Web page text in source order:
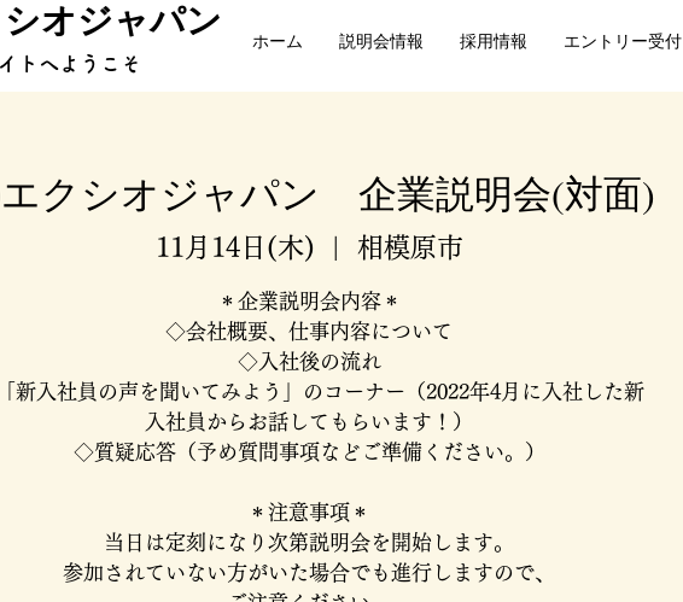
オジャパン
トへようこそ
ホーム 説明会情報 採用情報 エントリー受付
クシオジャパン 企業説明会(対面)
11月14日(木) 相模原市
＊企業説明会内容＊
◇会社概要、仕事内容について
◇入社後の流れ
新入社員の声を聞いてみよう」のコーナー（2022年4月に入社した新
入社員からお話してもらいます！）
◇質疑応答（予め質問事項などご準備ください。）
＊注意事項＊
当日は定刻になり次第説明会を開始します。
参加されていない方がいた場合でも進行しますので、